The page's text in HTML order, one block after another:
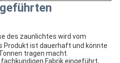
des zaunlichtes wird vom
Produkt ist dauerhaft und könnte
tragen macht.
Fabrik eingeführt,